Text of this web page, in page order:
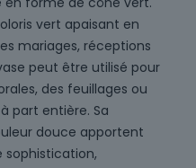
vert apaisant en
mariages, réceptions
peut être utilisé pour
des feuillages ou
part entière. Sa
douce apportent